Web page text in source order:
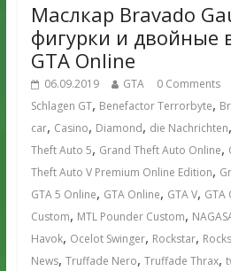
Маслкар Bravado
фигурки и двойные
GTA Online
06.09.2019 GTA 0 Comments
Schlagen GT, Benefactor Terrorbyte,
car, Casino, Diamond, die Nachrichten,
Theft Auto 5, Grand Theft Auto Online,
Theft Auto V Premium Online Edition,
GTA 5 Online, GTA Online, GTA V,
Custom, MTL Pounder Custom,
Havok, Ocelot Swinger, Rockstar,
News, Truffade Nero, Truffade Thrax,